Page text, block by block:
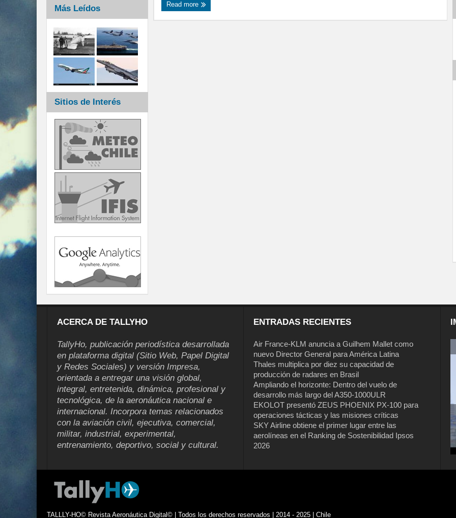
Read more
Más Leídos
Sitios de Interés
ACERCA DE TALLYHO
TallyHo, publicación periodística desarrollada
en plataforma digital (Sitio Web, Papel Digital
y Redes Sociales) y versión Impresa,
orientada a entregar una visión global,
integral, entretenida, dinámica, profesional y
tecnológica, de la aeronáutica nacional e
internacional. Incorpora temas relacionados
con la aviación civil, ejecutiva, comercial,
militar, industrial, experimental,
entrenamiento, deportivo, social y cultural.
ENTRADAS RECIENTES
Air France-KLM anuncia a Guilhem Mallet como
nuevo Director General para América Latina
Thales multiplica por diez su capacidad de
producción de radares en Brasil
Ampliando el horizonte: Dentro del vuelo de
desarrollo más largo del A350-1000ULR
EKOLOT presentó ZEUS PHOENIX PX-100 para
operaciones tácticas y las misiones críticas
SKY Airline obtiene el primer lugar entre las
aerolíneas en el Ranking de Sostenibilidad Ipsos
2026
Air France-KLM anuncia a Guilhem
Mallet como nuevo Director General
para América Latina
TALLLY-HO© Revista Aeronáutica Digital© | Todos los derechos reservados | 2014 - 2025 | Chile